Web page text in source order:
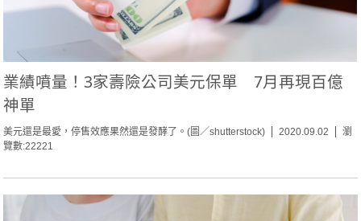
業績噴量！3家壽險公司美元保單 7月再現百億
神單
美元還是最愛，停售效應果然還是發酵了。(圖／shutterstock) 2020.09.02
瀏
覽數:22221